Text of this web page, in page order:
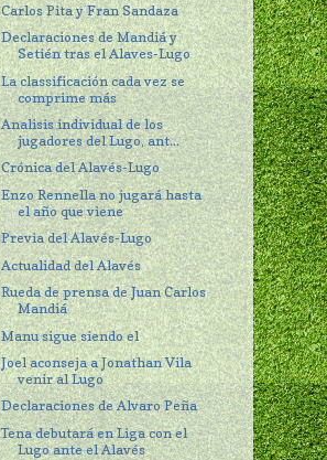
Carlos Pita y Fran Sandaza
Declaraciones de Mandiá y
Setién tras el Alaves-Lugo
La classificación cada vez se
comprime más
Analisis individual de los
jugadores del Lugo, ant...
Crónica del Alavés-Lugo
Enzo Rennella no jugará hasta
el año que viene
Previa del Alavés-Lugo
Actualidad del Alavés
Rueda de prensa de Juan Carlos
Mandiá
Manu sigue siendo el
Joel aconseja a Jonathan Vila
venir al Lugo
Declaraciones de Alvaro Peña
Tena debutará en Liga con el
Lugo ante el Alavés